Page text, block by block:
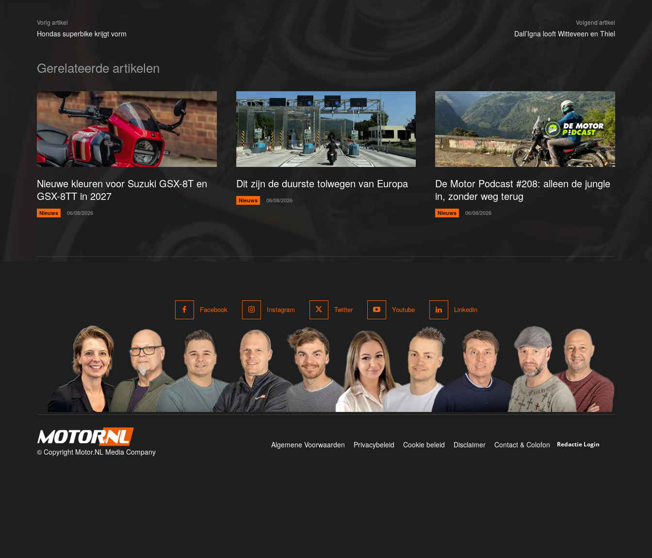
Vorig artikel
Hondas superbike krijgt vorm
Volgend artikel
Dall’Igna looft Witteveen en Thiel
Gerelateerde artikelen
Nieuwe kleuren voor Suzuki GSX-8T en
GSX-8TT in 2027
Nieuws 06/08/2026
Dit zijn de duurste tolwegen van Europa
Nieuws 06/08/2026
De Motor Podcast #208: alleen de jungle
in, zonder weg terug
Nieuws 06/08/2026
Facebook Instagram Twitter Youtube Linkedin
© Copyright Motor.NL Media Company
Algemene Voorwaarden Privacybeleid Cookie beleid Disclaimer Contact & Colofon Redactie Login